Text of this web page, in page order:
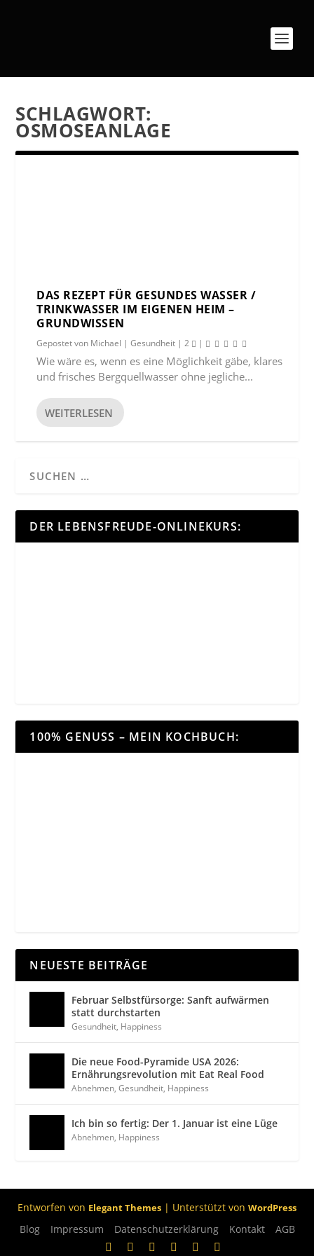
SCHLAGWORT:
OSMOSEANLAGE
DAS REZEPT FÜR GESUNDES WASSER /
TRINKWASSER IM EIGENEN HEIM –
GRUNDWISSEN
Gepostet von Michael |Gesundheit |2 |
Wie wäre es, wenn es eine Möglichkeit gäbe, klares
und frisches Bergquellwasser ohne jegliche...
WEITERLESEN
DER LEBENSFREUDE-ONLINEKURS:
100% GENUSS – MEIN KOCHBUCH:
NEUESTE BEITRÄGE
Februar Selbstfürsorge: Sanft aufwärmen
statt durchstarten
Gesundheit, Happiness
Die neue Food-Pyramide USA 2026:
Ernährungsrevolution mit Eat Real Food
Abnehmen,Gesundheit, Happiness
Ich bin so fertig: Der 1. Januar ist eine Lüge
Abnehmen, Happiness
Entworfen von Elegant Themes | Unterstützt von WordPress
Blog Impressum Datenschutzerklärung Kontakt AGB